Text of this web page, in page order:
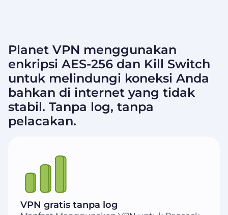
Planet VPN menggunakan
enkripsi AES-256 dan Kill Switch
untuk melindungi koneksi Anda
bahkan di internet yang tidak
stabil. Tanpa log, tanpa
pelacakan.
VPN gratis tanpa log